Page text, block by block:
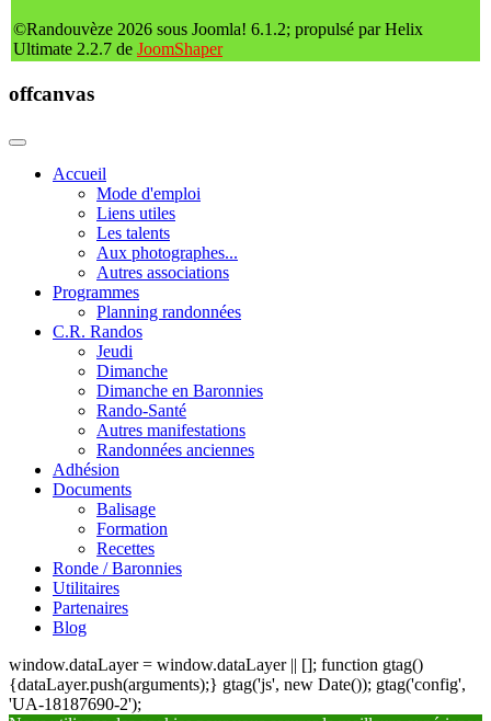
©Randouvèze 2026 sous Joomla! 6.1.2; propulsé par Helix
Ultimate 2.2.7 de JoomShaper
offcanvas
Accueil
Mode d'emploi
Liens utiles
Les talents
Aux photographes...
Autres associations
Programmes
Planning randonnées
C.R. Randos
Jeudi
Dimanche
Dimanche en Baronnies
Rando-Santé
Autres manifestations
Randonnées anciennes
Adhésion
Documents
Balisage
Formation
Recettes
Ronde / Baronnies
Utilitaires
Partenaires
Blog
window.dataLayer = window.dataLayer || []; function gtag()
{dataLayer.push(arguments);} gtag('js', new Date()); gtag('config',
'UA-18187690-2');